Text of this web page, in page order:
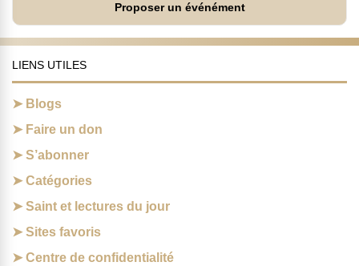
Proposer un événément
LIENS UTILES
Blogs
Faire un don
S’abonner
Catégories
Saint et lectures du jour
Sites favoris
Centre de confidentialité